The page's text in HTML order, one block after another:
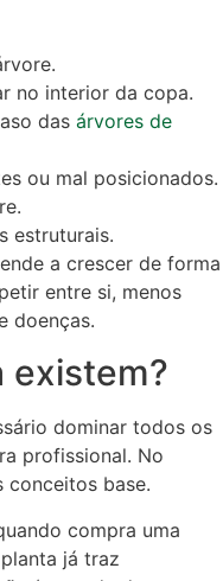
no interior da copa.
das árvores de
ou mal posicionados.
estruturais.
a crescer de forma
entre si, menos
doenças.
existem?
dominar todos os
profissional. No
conceitos base.
compra uma
já traz